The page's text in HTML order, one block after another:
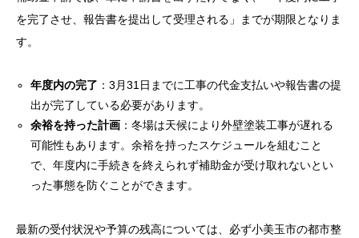
を完了させ、報告書を提出して受理される」までが期限となりま
す。
年度内の完了 ：3月31日までに工事の代金支払いや報告書の提
出が完了している必要があります。
余裕を持った計画 ：冬場は天候により外壁塗装工事が遅れる
可能性もあります。余裕を持ったスケジュールを組むこと
で、年度内に手続きを終えられず補助金が受け取れないとい
った事態を防ぐことができます。
最新の受付状況や予算の残高については、必ず小美玉市の都市整